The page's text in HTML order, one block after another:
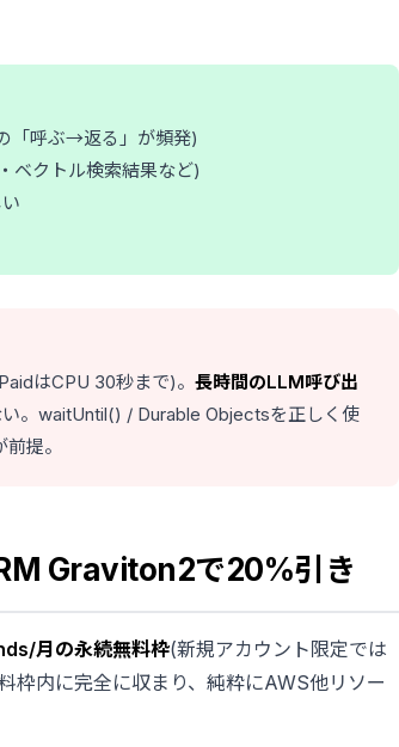
「呼ぶ→返る」が頻発)
ベクトル検索結果など)
はCPU 30秒まで)。 長時間のLLM呼び出
。waitUntil() / Durable Objectsを正しく使
提。
Graviton2で20%引き
月の永続無料枠(新規アカウント限定では
枠内に完全に収まり、純粋にAWS他リソー